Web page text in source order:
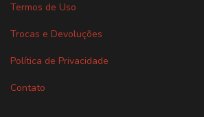
Termos de Uso
Trocas e Devoluções
Política de Privacidade
Contato